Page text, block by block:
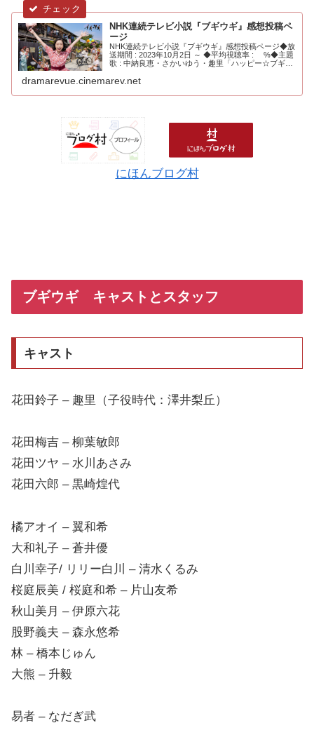
NHK連続テレビ小説『ブギウギ』感想投稿ペ
ージ
NHK連続テレビ小説『ブギウギ』感想投稿ページ◆放
送期間 : 2023年10月2日 ～ ◆平均視聴率 : %◆主題
歌 : 中納良恵・さかいゆう・趣里「ハッピー☆ブギ」
dramarevue.cinemarev.net
にほんブログ村
ブギウギ キャストとスタッフ
キャスト
花田鈴子 – 趣里（子役時代：澤井梨丘）
花田梅吉 – 柳葉敏郎
花田ツヤ – 水川あさみ
花田六郎 – 黒崎煌代
橘アオイ – 翼和希
大和礼子 – 蒼井優
白川幸子/ リリー白川 – 清水くるみ
桜庭辰美 / 桜庭和希 – 片山友希
秋山美月 – 伊原六花
股野義夫 – 森永悠希
林 – 橋本じゅん
大熊 – 升毅
易者 – なだぎ武